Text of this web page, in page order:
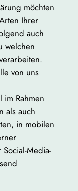
möchten
Ihrer
auch
welchen
von uns
im Rahmen
als auch
in mobilen
Media-